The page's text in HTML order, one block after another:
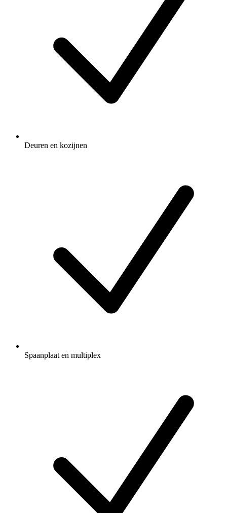
Deuren en kozijnen
Spaanplaat en multiplex